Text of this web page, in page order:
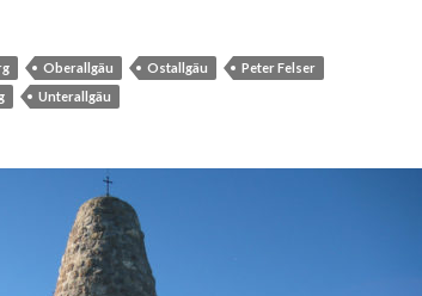
Oberallgäu Ostallgäu
Peter Felser
Unterallgäu